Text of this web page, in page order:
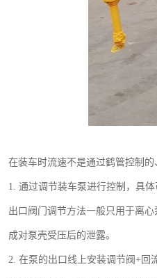
在装车时流速不是通过鹤管控制
1. 通过调节装车泵进行控制，具
出口阀门调节方法一般只用于离
成对泵壳受压后的泄露。
2. 在泵的出口线上安装调节阀+回